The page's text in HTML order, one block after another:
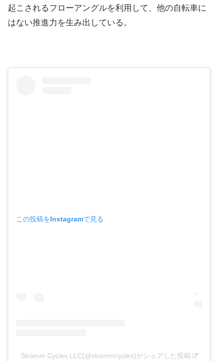
起こされるフローアングルを利用して、他の自転車に
はない推進力を生み出している。
この投稿をInstagramで見る
Stromm Cycles LLC(@strommcycles)がシェアした投稿